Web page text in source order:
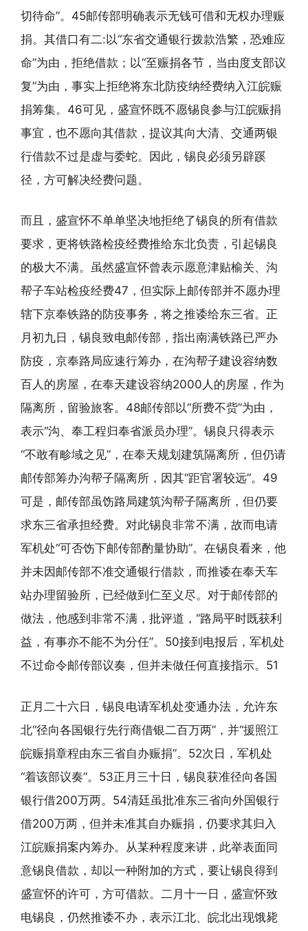
切待命”。45邮传部明确表示无钱可借和无权办理赈
捐。其借口有二:以“东省交通银行拨款浩繁，恐难应
命”为由，拒绝借款；以“至赈捐各节，当由度支部议
复”为由，事实上拒绝将东北防疫纳经费纳入江皖赈
捐筹集。46可见，盛宣怀既不愿锡良参与江皖赈捐
事宜，也不愿向其借款，提议其向大清、交通两银
行借款不过是虚与委蛇。因此，锡良必须另辟蹊
径，方可解决经费问题。
而且，盛宣怀不单单坚决地拒绝了锡良的所有借款
要求，更将铁路检疫经费推给东北负责，引起锡良
的极大不满。虽然盛宣怀曾表示愿意津贴榆关、沟
帮子车站检疫经费47，但实际上邮传部并不愿办理
辖下京奉铁路的防疫事务，将之推诿给东三省。正
月初九日，锡良致电邮传部，指出南满铁路已严办
防疫，京奉路局应速行筹办，在沟帮子建设容纳数
百人的房屋，在奉天建设容纳2000人的房屋，作为
隔离所，留验旅客。48邮传部以“所费不赀”为由，
表示“沟、奉工程归奉省派员办理”。锡良只得表示
“不敢有畛域之见”，在奉天规划建筑隔离所，但仍请
邮传部筹办沟帮子隔离所，因其“距官署较远”。49
可是，邮传部虽饬路局建筑沟帮子隔离所，但仍要
求东三省承担经费。对此锡良非常不满，故而电请
军机处“可否饬下邮传部酌量协助”。在锡良看来，他
并未因邮传部不准交通银行借款，而推诿在奉天车
站办理留验所，已经做到仁至义尽。对于邮传部的
做法，他感到非常不满，批评道，“路局平时既获利
益，有事亦不能不为分任”。50接到电报后，军机处
不过命令邮传部议奏，但并未做任何直接指示。51
正月二十六日，锡良电请军机处变通办法，允许东
北“径向各国银行先行商借银二百万两”，并“援照江
皖赈捐章程由东三省自办赈捐”。52次日，军机处
“着该部议奏”。53正月三十日，锡良获准径向各国
银行借200万两。54清廷虽批准东三省向外国银行
借200万两，但并未准其自办赈捐，仍要求其归入
江皖赈捐案内筹办。从某种程度来讲，此举表面同
意锡良借款，却以一种附加的方式，要让锡良得到
盛宣怀的许可，方可借款。二月十一日，盛宣怀致
电锡良，仍然推诿不办，表示江北、皖北出现饿毙